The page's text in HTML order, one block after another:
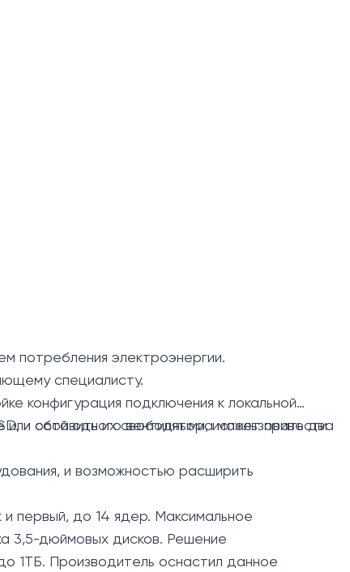
потребления электроэнергии.
специалисту.
конфигурация подключения к локальной
оставить их свободными, использовать два
и возможностью расширить
первый, до 14 ядер. Максимальное
3,5-дюймовых дисков. Решение
1ТБ. Производитель оснастил данное
и сбой одного вентилятора может привести